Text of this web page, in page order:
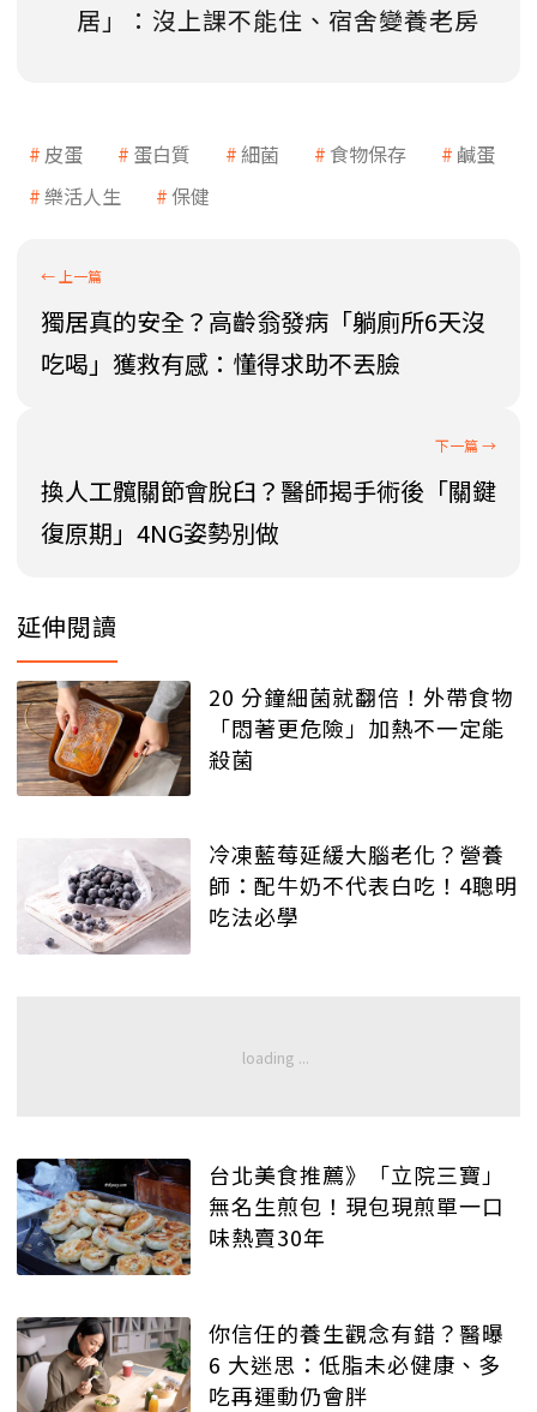
居」：沒上課不能住、宿舍變養老房
皮蛋 蛋白質 細菌 食物保存
鹹蛋
樂活人生
保健
獨居真的安全？高齡翁發病「躺廁所6天沒
吃喝」獲救有感：懂得求助不丟臉
換人工髖關節會脫臼？醫師揭手術後「關鍵
復原期」4NG姿勢別做
延伸閱讀
20 分鐘細菌就翻倍！外帶食物
「悶著更危險」加熱不一定能
殺菌
冷凍藍莓延緩大腦老化？營養
師：配牛奶不代表白吃！4聰明
吃法必學
台北美食推薦》「立院三寶」
無名生煎包！現包現煎單一口
味熱賣30年
你信任的養生觀念有錯？醫曝
6 大迷思：低脂未必健康、多
吃再運動仍會胖